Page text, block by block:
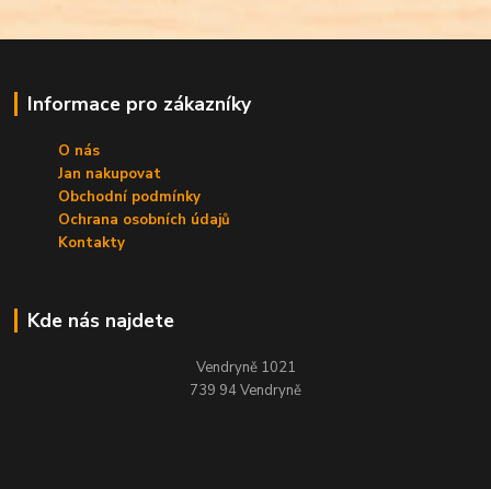
Informace pro zákazníky
O nás
Jan nakupovat
Obchodní podmínky
Ochrana osobních údajů
Kontakty
Kde nás najdete
Vendryně 1021
739 94 Vendryně